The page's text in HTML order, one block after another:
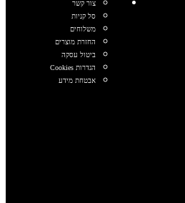
צור קשר
סל קניות
משלוחים
החזרת מוצרים
ביטול עסקה
הגדרות Cookies
אבטחת מידע